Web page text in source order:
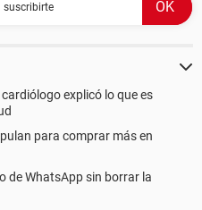
explicó lo que es
para comprar más en
de WhatsApp sin borrar la